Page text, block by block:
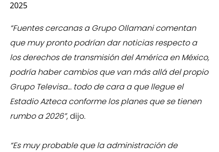
2025
“Fuentes cercanas a Grupo Ollamani comentan
que muy pronto podrían dar noticias respecto a
los derechos de transmisión del América en México,
podría haber cambios que van más allá del propio
Grupo Televisa… todo de cara a que llegue el
Estadio Azteca conforme los planes que se tienen
rumbo a 2026”, dijo.
“Es muy probable que la administración de